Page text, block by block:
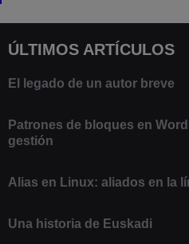
ÚLTIMOS ARTÍCULOS
El legado de un autor breve
Patrones de bloques en
gestión
Alias en Linux: aliados en la
Una historia de Euskadi